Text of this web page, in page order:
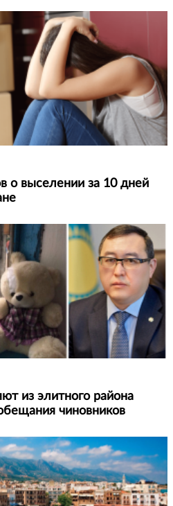
о выселении за 10 дней
из элитного района
чиновников